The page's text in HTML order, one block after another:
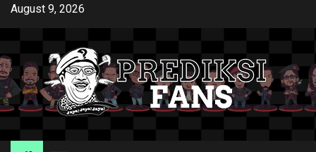
SkipAugust 9, 2026